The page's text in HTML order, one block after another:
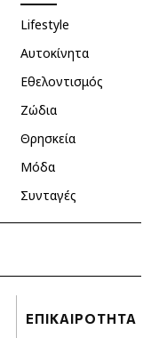
Lifestyle
Αυτοκίνητα
Εθελοντισμός
Ζώδια
Θρησκεία
Μόδα
Συνταγές
ΕΠΙΚΑΙΡΟΤΗΤΑ